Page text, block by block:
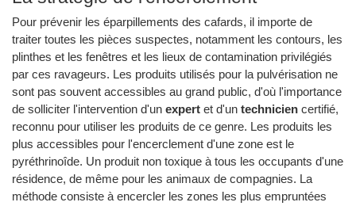
Pour prévenir les éparpillements des cafards, il importe de
traiter toutes les pièces suspectes, notamment les contours, les
plinthes et les fenêtres et les lieux de contamination privilégiés
par ces ravageurs. Les produits utilisés pour la pulvérisation ne
sont pas souvent accessibles au grand public, d'où l'importance
de solliciter l'intervention d'un expert et d'un technicien certifié,
reconnu pour utiliser les produits de ce genre. Les produits les
plus accessibles pour l'encerclement d'une zone est le
pyréthrinoîde. Un produit non toxique à tous les occupants d'une
résidence, de même pour les animaux de compagnies. La
méthode consiste à encercler les zones les plus empruntées